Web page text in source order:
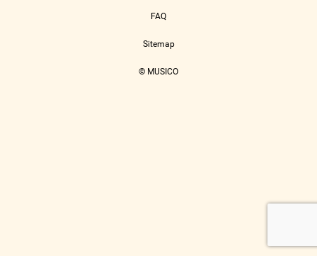
FAQ
Sitemap
© MUSICO